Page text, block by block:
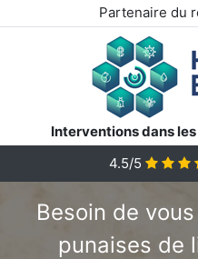
Partenaire du
Interventions dans
4.5/5
Besoin de
punaises de